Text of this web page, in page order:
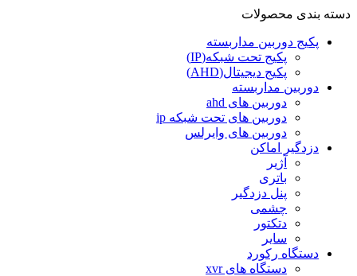
دسته بندی محصولات
پکیج دوربین مداربسته
پکیج تحت شبکه(IP)
پکیج دیجیتال(AHD)
دوربین مداربسته
دوربین های ahd
دوربین های تحت شبکه ip
دوربین های وایرلس
دزدگیر اماکن
آژیر
باتری
پنل دزدگیر
چشمی
دتکتور
سایر
دستگاه رکورد
دستگاه های xvr